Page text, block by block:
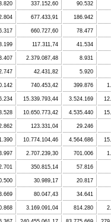
337.152,60 90.532
677.433,91 186.942
660.727,60 78.477
117.311,74 41.534
2.379.087,48 8.931
42.431,82 5.920
740.453,42 399.876
15.339.793,44 3.524.169
10.650.773,42 4.535.440
123.331,04 29.246
10.774.104,46 4.564.686
2.707.239,30 701.006
350.815,14 57.816
30.989,17 20.817
80.047,43 34.641
3.169.091,04 814.280